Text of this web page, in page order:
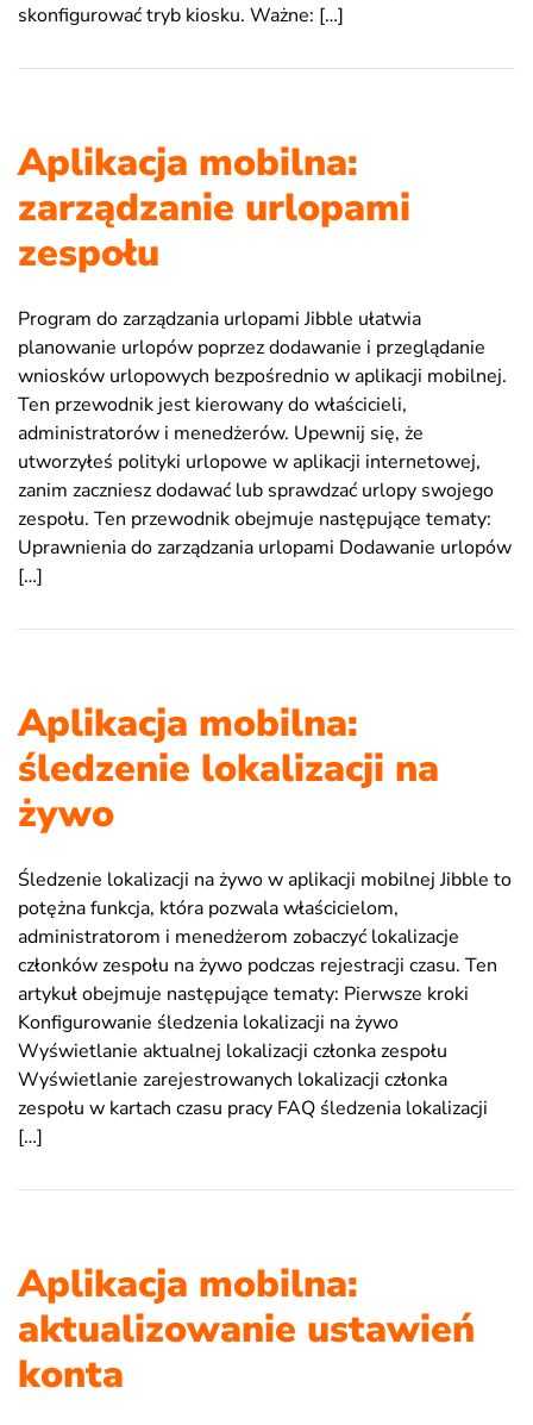
skonfigurować tryb kiosku. Ważne: […]
Aplikacja mobilna:
zarządzanie urlopami
zespołu
Program do zarządzania urlopami Jibble ułatwia
planowanie urlopów poprzez dodawanie i przeglądanie
wniosków urlopowych bezpośrednio w aplikacji mobilnej.
Ten przewodnik jest kierowany do właścicieli,
administratorów i menedżerów. Upewnij się, że
utworzyłeś polityki urlopowe w aplikacji internetowej,
zanim zaczniesz dodawać lub sprawdzać urlopy swojego
zespołu. Ten przewodnik obejmuje następujące tematy:
Uprawnienia do zarządzania urlopami Dodawanie urlopów
[…]
Aplikacja mobilna:
śledzenie lokalizacji na
żywo
Śledzenie lokalizacji na żywo w aplikacji mobilnej Jibble to
potężna funkcja, która pozwala właścicielom,
administratorom i menedżerom zobaczyć lokalizacje
członków zespołu na żywo podczas rejestracji czasu. Ten
artykuł obejmuje następujące tematy: Pierwsze kroki
Konfigurowanie śledzenia lokalizacji na żywo
Wyświetlanie aktualnej lokalizacji członka zespołu
Wyświetlanie zarejestrowanych lokalizacji członka
zespołu w kartach czasu pracy FAQ śledzenia lokalizacji
[…]
Aplikacja mobilna:
aktualizowanie ustawień
konta